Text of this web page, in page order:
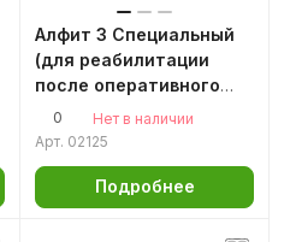
Алфит 3 Специальный
(для реабилитации
после оперативного
вмешательства на
легких)
0
Нет в наличии
Арт. 02125
Подробнее